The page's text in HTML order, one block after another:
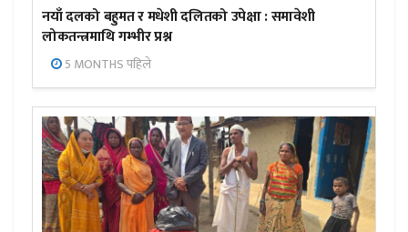
नयाँ दलको बहुमत र मधेशी दलितको उपेक्षा : समावेशी
लोकतन्त्रमाथि गम्भीर प्रश्न
5 MONTHS पहिले